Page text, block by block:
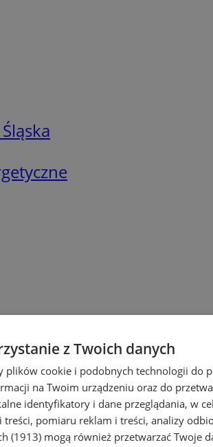
z Twoich danych
plików cookie i podobnych technologii do
na Twoim urządzeniu oraz do
identyfikatory i dane przeglądania, w
pomiaru reklam i treści, analizy
(1913) mogą również przetwarzać Twoje